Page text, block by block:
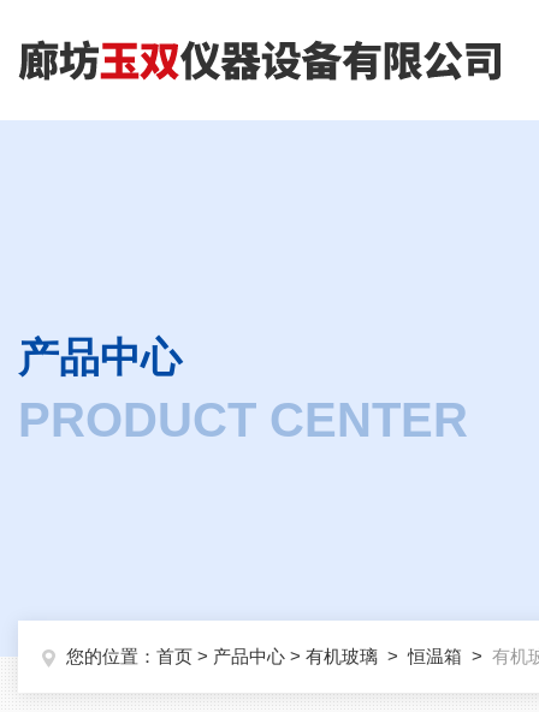
产品中心
PRODUCT CENTER
您的位置： 首页 > 产品中心 > 有机玻璃 >恒温箱 > 有机